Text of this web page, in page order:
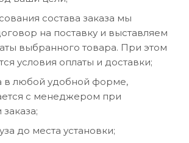
состава заказа мы
на поставку и выставляем
выбранного товара. При этом
условия оплаты и доставки;
в любой удобной форме,
с менеджером при
до места установки;